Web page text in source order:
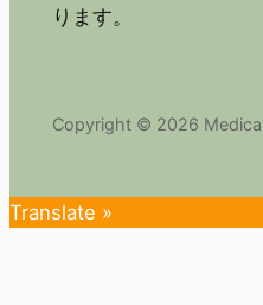
ります。
Copyright © 2026
Translate »